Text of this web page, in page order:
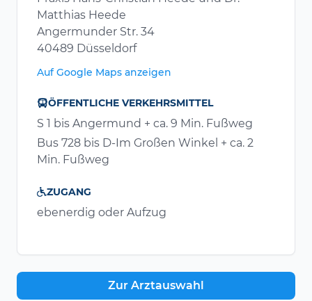
Matthias Heede
Angermunder Str. 34
40489 Düsseldorf
Auf Google Maps anzeigen
ÖFFENTLICHE VERKEHRSMITTEL
S 1 bis Angermund + ca. 9 Min. Fußweg
Bus 728 bis D-Im Großen Winkel + ca. 2
Min. Fußweg
ZUGANG
ebenerdig oder Aufzug
Zur Arztauswahl